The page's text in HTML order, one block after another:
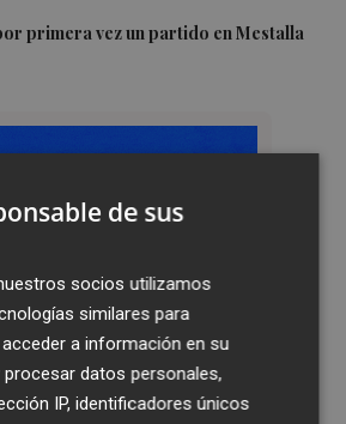
primera vez un partido en Mestalla
de sus
socios utilizamos
similares para
a información en su
datos personales,
IP, identificadores únicos